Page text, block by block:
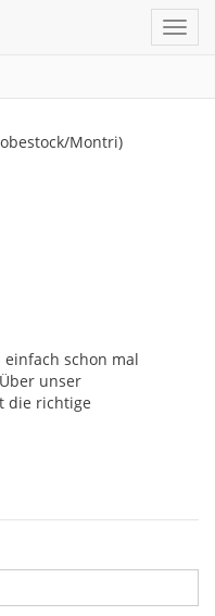
schon mal
unser
die richtige